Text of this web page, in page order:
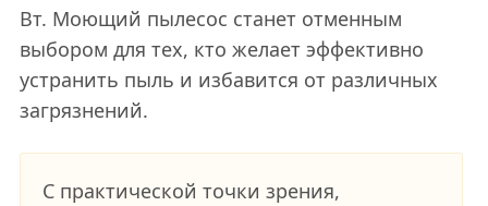
Вт. Моющий пылесос станет отменным
выбором для тех, кто желает эффективно
устранить пыль и избавится от различных
загрязнений.
С практической точки зрения,